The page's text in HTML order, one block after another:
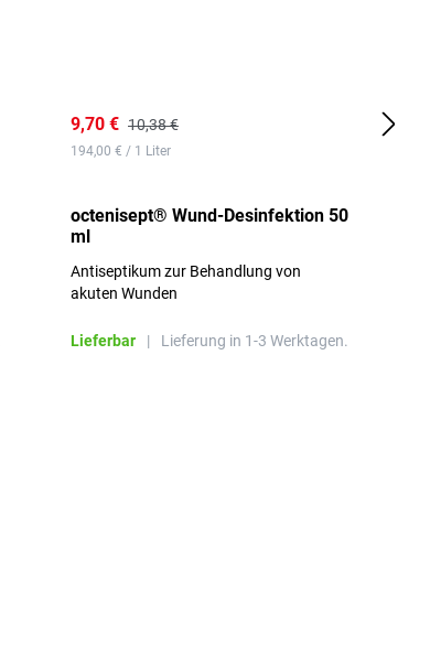
9,70 € 10,38 €
194,00 € / 1 Liter
octenisept® Wund-Desinfektion 50
ml
Antiseptikum zur Behandlung von
akuten Wunden
Lieferbar | Lieferung in 1-3 Werktagen.